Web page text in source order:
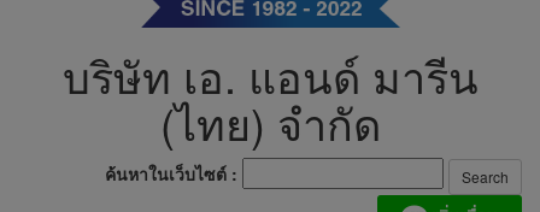
บริษัท เอ. แอนด์ มารีน
(ไทย) จำกัด
ค้นหาในเว็บไซต์ :